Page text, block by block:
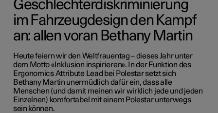
Geschlechterdiskriminierung
im Fahrzeugdesign den Kampf
an: allen voran Bethany Martin
Heute feiern wir den Weltfrauentag – dieses Jahr unter
dem Motto «Inklusion inspirieren». In der Funktion des
Ergonomics Attribute Lead bei Polestar setzt sich
Bethany Martin unermüdlich dafür ein, dass alle
Menschen (und damit meinen wir wirklich jede und jeden
Einzelnen) komfortabel mit einem Polestar unterwegs
sein können.